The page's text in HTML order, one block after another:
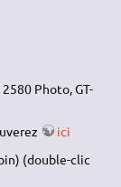
Photo, GT-
ici
(double-clic